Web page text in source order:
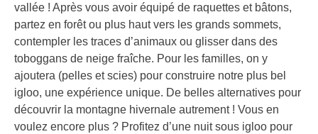
vallée ! Après vous avoir équipé de raquettes et bâtons,
partez en forêt ou plus haut vers les grands sommets,
contempler les traces d’animaux ou glisser dans des
toboggans de neige fraîche. Pour les familles, on y
ajoutera (pelles et scies) pour construire notre plus bel
igloo, une expérience unique. De belles alternatives pour
découvrir la montagne hivernale autrement ! Vous en
voulez encore plus ? Profitez d’une nuit sous igloo pour